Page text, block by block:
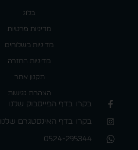
בלוג
מדיניות פרטיות
מדיניות משלוחים
מדיניות החזרה
תקנון אתר
הצהרת נגישות
בקרו בדף הפייסבוק שלנו
בקרו בדף האינסטגרם שלנו
0524-295344